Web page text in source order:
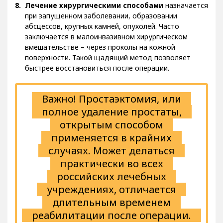
Лечение хирургическими способами назначается
при запущенном заболевании, образовании
абсцессов, крупных камней, опухолей. Часто
заключается в малоинвазивном хирургическом
вмешательстве – через проколы на кожной
поверхности. Такой щадящий метод позволяет
быстрее восстановиться после операции.
Важно! Простаэктомия, или
полное удаление простаты,
открытым способом
применяется в крайних
случаях. Может делаться
практически во всех
российских лечебных
учреждениях, отличается
длительным временем
реабилитации после операции.